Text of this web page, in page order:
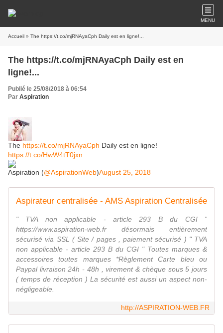
MENU
Accueil » The https://t.co/mjRNAyaCph Daily est en ligne!...
The https://t.co/mjRNAyaCph Daily est en
ligne!...
Publié le 25/08/2018 à 06:54
Par Aspiration
The https://t.co/mjRNAyaCph Daily est en ligne!
https://t.co/HwW4tT0jxn
Aspiration (@AspirationWeb)August 25, 2018
Aspirateur centralisée - AMS Aspiration Centralisée
" TVA non applicable - article 293 B du CGI "
https://www.aspiration-web.fr désormais entièrement
sécurisé via SSL ( Site / pages , paiement sécurisé ) " TVA
non applicable - article 293 B du CGI " Toutes marques &
accessoires toutes marques *Règlement Carte bleu ou
Paypal livraison 24h - 48h , virement & chèque sous 5 jours
( temps de réception ) La sécurité est aussi un aspect non-
négligeable.
http://ASPIRATION-WEB.FR